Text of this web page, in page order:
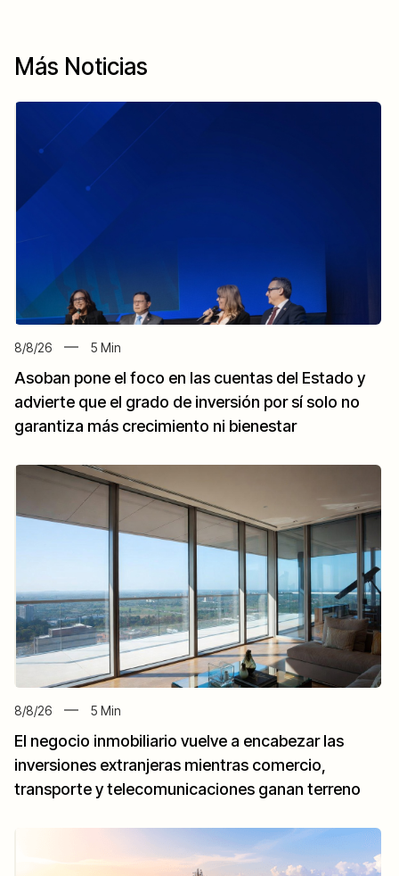
Más Noticias
8/8/26 5 Min
Asoban pone el foco en las cuentas del Estado y
advierte que el grado de inversión por sí solo no
garantiza más crecimiento ni bienestar
8/8/26 5 Min
El negocio inmobiliario vuelve a encabezar las
inversiones extranjeras mientras comercio,
transporte y telecomunicaciones ganan terreno